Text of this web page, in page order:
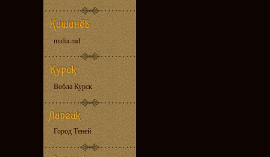
mafia.md
Вобла Курск
Город Теней